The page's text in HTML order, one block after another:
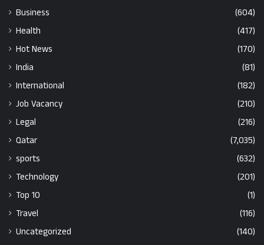
Business
(604)
Health
(417)
Hot News
(170)
India
(81)
International
(182)
Job Vacancy
(210)
Legal
(216)
Qatar
(7,035)
sports
(632)
Technology
(201)
Top 10
(1)
Travel
(116)
Uncategorized
(140)